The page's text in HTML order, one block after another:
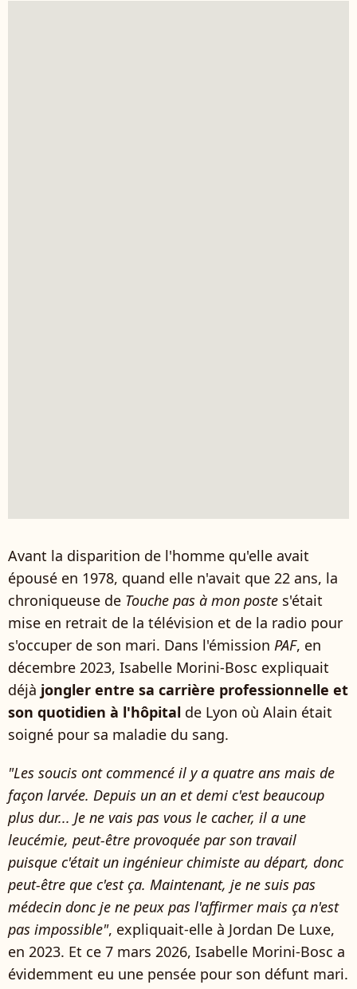
Avant la disparition de l'homme qu'elle avait
épousé en 1978, quand elle n'avait que 22 ans, la
chroniqueuse de Touche pas à mon poste s'était
mise en retrait de la télévision et de la radio pour
s'occuper de son mari. Dans l'émission PAF, en
décembre 2023, Isabelle Morini-Bosc expliquait
déjà jongler entre sa carrière professionnelle et
son quotidien à l'hôpital de Lyon où Alain était
soigné pour sa maladie du sang.
"Les soucis ont commencé il y a quatre ans mais de
façon larvée. Depuis un an et demi c'est beaucoup
plus dur... Je ne vais pas vous le cacher, il a une
leucémie, peut-être provoquée par son travail
puisque c'était un ingénieur chimiste au départ, donc
peut-être que c'est ça. Maintenant, je ne suis pas
médecin donc je ne peux pas l'affirmer mais ça n'est
pas impossible", expliquait-elle à Jordan De Luxe,
en 2023. Et ce 7 mars 2026, Isabelle Morini-Bosc a
évidemment eu une pensée pour son défunt mari.